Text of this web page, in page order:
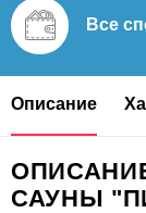
Все
Описание
САУНЫ